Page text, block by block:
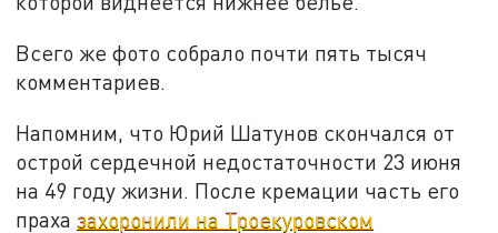
Всего же фото собрало почти пять тысяч
комментариев.
Напомним, что Юрий Шатунов скончался от
острой сердечной недостаточности 23 июня
на 49 году жизни. После кремации часть его
праха захоронили на Троекуровском